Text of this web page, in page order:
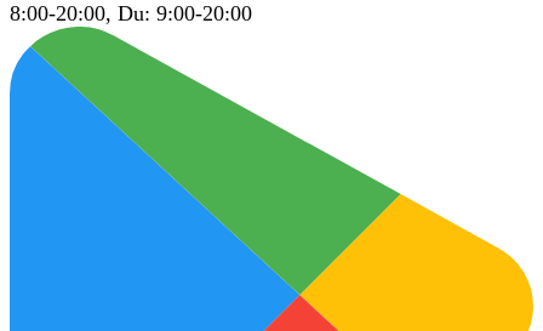
8:00-20:00, Du: 9:00-20:00